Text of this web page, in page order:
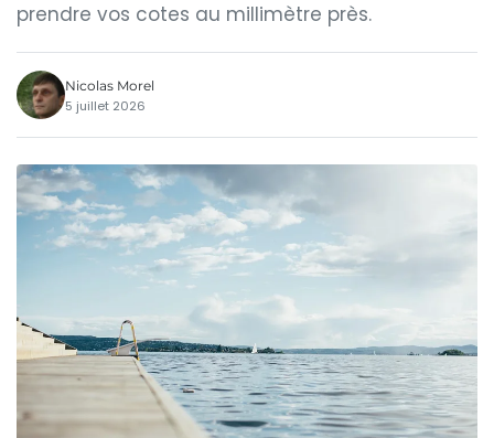
prendre vos cotes au millimètre près.
Nicolas Morel
5 juillet 2026